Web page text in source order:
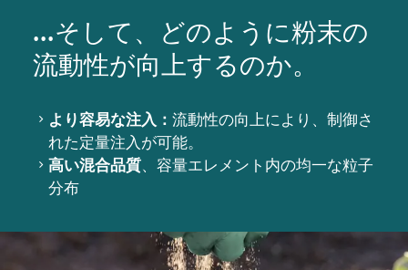
...そして、どのように粉末の
流動性が向上するのか。
より容易な注入： 流動性の向上により、制御さ
れた定量注入が可能。
高い混合品質 、容量エレメント内の均一な粒子
分布